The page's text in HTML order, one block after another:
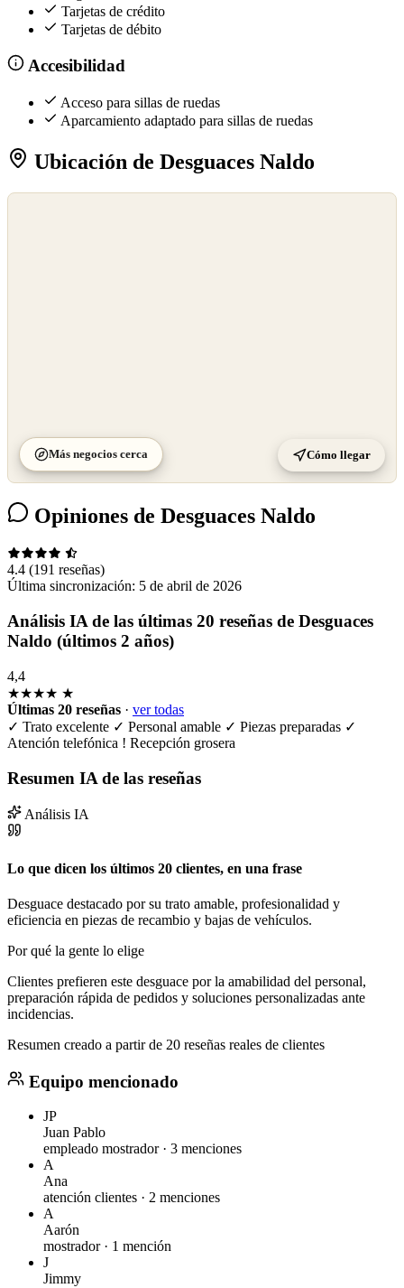
Tarjetas de crédito
Tarjetas de débito
Accesibilidad
Acceso para sillas de ruedas
Aparcamiento adaptado para sillas de ruedas
Ubicación de Desguaces Naldo
Más negocios cerca Cómo llegar
Opiniones de Desguaces Naldo
4.4 (191 reseñas)
Última sincronización: 5 de abril de 2026
Análisis IA de las últimas 20 reseñas de Desguaces
Naldo (últimos 2 años)
4,4
★★★★ ★
Últimas 20 reseñas · ver todas
✓ Trato excelente ✓ Personal amable ✓ Piezas preparadas ✓
Atención telefónica ! Recepción grosera
Resumen IA de las reseñas
Análisis IA
Lo que dicen los últimos 20 clientes, en una frase
Desguace destacado por su trato amable, profesionalidad y
eficiencia en piezas de recambio y bajas de vehículos.
Por qué la gente lo elige
Clientes prefieren este desguace por la amabilidad del personal,
preparación rápida de pedidos y soluciones personalizadas ante
incidencias.
Resumen creado a partir de 20 reseñas reales de clientes
Equipo mencionado
JP
Juan Pablo
empleado mostrador · 3 menciones
A
Ana
atención clientes · 2 menciones
A
Aarón
mostrador · 1 mención
J
Jimmy